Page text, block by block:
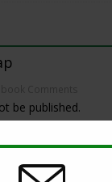
be published.